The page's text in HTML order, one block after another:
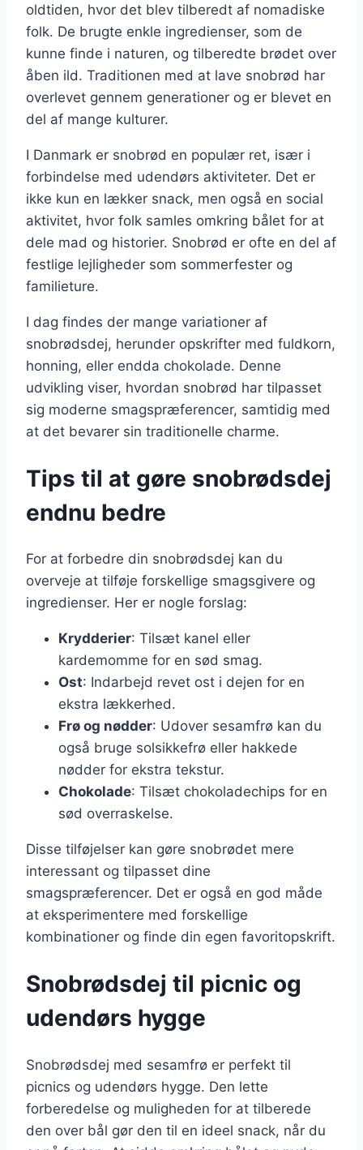
oldtiden, hvor det blev tilberedt af nomadiske
folk. De brugte enkle ingredienser, som de
kunne finde i naturen, og tilberedte brødet over
åben ild. Traditionen med at lave snobrød har
overlevet gennem generationer og er blevet en
del af mange kulturer.
I Danmark er snobrød en populær ret, især i
forbindelse med udendørs aktiviteter. Det er
ikke kun en lækker snack, men også en social
aktivitet, hvor folk samles omkring bålet for at
dele mad og historier. Snobrød er ofte en del af
festlige lejligheder som sommerfester og
familieture.
I dag findes der mange variationer af
snobrødsdej, herunder opskrifter med fuldkorn,
honning, eller endda chokolade. Denne
udvikling viser, hvordan snobrød har tilpasset
sig moderne smagspræferencer, samtidig med
at det bevarer sin traditionelle charme.
Tips til at gøre snobrødsdej
endnu bedre
For at forbedre din snobrødsdej kan du
overveje at tilføje forskellige smagsgivere og
ingredienser. Her er nogle forslag:
Krydderier: Tilsæt kanel eller
kardemomme for en sød smag.
Ost: Indarbejd revet ost i dejen for en
ekstra lækkerhed.
Frø og nødder: Udover sesamfrø kan du
også bruge solsikkefrø eller hakkede
nødder for ekstra tekstur.
Chokolade: Tilsæt chokoladechips for en
sød overraskelse.
Disse tilføjelser kan gøre snobrødet mere
interessant og tilpasset dine
smagspræferencer. Det er også en god måde
at eksperimentere med forskellige
kombinationer og finde din egen favoritopskrift.
Snobrødsdej til picnic og
udendørs hygge
Snobrødsdej med sesamfrø er perfekt til
picnics og udendørs hygge. Den lette
forberedelse og muligheden for at tilberede
den over bål gør den til en ideel snack, når du